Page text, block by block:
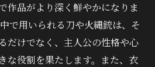
作品がより深く鮮やかになりま
で用いられる刀や火縄銃は、そ
だけでなく、主人公の性格や心
な役割を果たします。また、衣